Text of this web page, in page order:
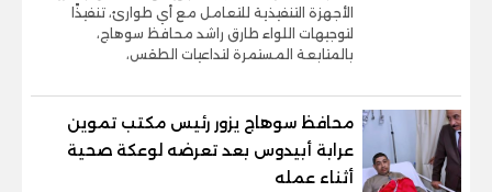
الأجهزة التنفيذية للتعامل مع أي طوارئ، تنفيذًا
لتوجيهات اللواء طارق راشد محافظ سوهاج،
بالمتابعة المستمرة لتداعيات الطقس،
محافظ سوهاج يزور رئيس مكتب تموين
عرابة أبيدوس بعد تعرضه لوعكة صحية
أثناء عمله